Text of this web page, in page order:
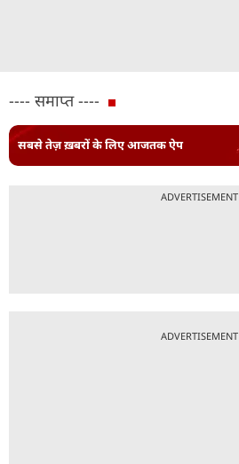
---- समाप्त ----
सबसे तेज़ ख़बरों के लिए आजतक ऐप
ADVERTISEMENT
ADVERTISEMENT